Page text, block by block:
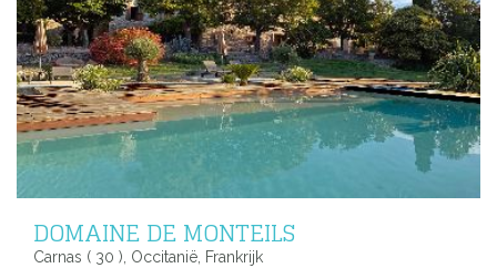
DOMAINE DE MONTEILS
Carnas ( 30 ), Occitanië, Frankrijk